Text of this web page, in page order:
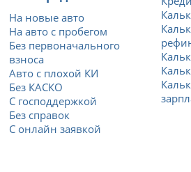
На новые авто
На авто с пробегом
Без первоначального
взноса
Авто с плохой КИ
Без КАСКО
С господдержкой
Без справок
С онлайн заявкой